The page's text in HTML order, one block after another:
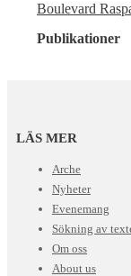
Boulevard
Publikationer
LÄS MER
Arche
Nyheter
Evenemang
Sökning av
Om oss
About us